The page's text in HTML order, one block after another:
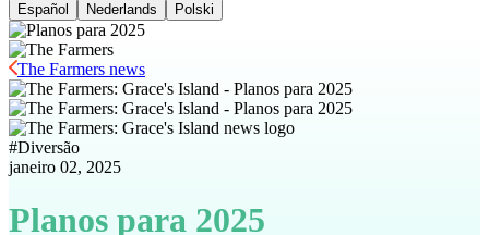
Español
Nederlands Polski
The Farmers news
#Diversão
janeiro 02, 2025
Planos para 2025